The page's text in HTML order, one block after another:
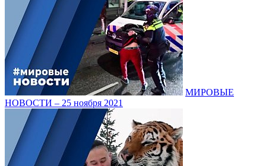
МИРОВЫЕ
НОВОСТИ – 25 ноября 2021